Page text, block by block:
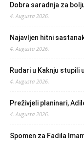
Dobra saradnja za
4. Augusta 2026.
Najavljen hitni
4. Augusta 2026.
Rudari u Kaknju stupili
4. Augusta 2026.
Preživjeli planinari,
4. Augusta 2026.
Spomen za Fadila